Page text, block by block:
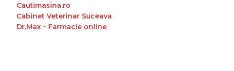
Cautimasina.ro
Cabinet Veterinar Suceava
Dr.Max – Farmacie online